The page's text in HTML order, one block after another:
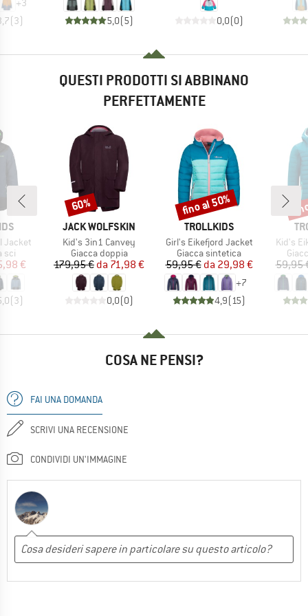
(3) 5,0(5) 0,0(0)
QUESTI PRODOTTI SI ABBINANO
PERFETTAMENTE
Jacket
sci
ridotto
€
(3)
MARCHIO
JACK WOLFSKIN
Articolo
Kid's 3in1 Canvey
Gruppo di prodotti
Giacca doppia
Prezzo
179,95 € Prezzo ridotto
da 71,98 €
0,0(0)
Sconto
60%
MARCHIO
TROLLKIDS
Articolo
Girl's Eikefjord Jacket
Gruppo di prodotti
Giacca sintetica
Prezzo
59,95 € Prezzo ridotto
da 29,98 €
+7
4,9(15)
Sconto
fino al 50%
Articolo
Kid's
59,95
COSA NE PENSI?
FAI UNA DOMANDA
SCRIVI UNA RECENSIONE
CONDIVIDI UN'IMMAGINE